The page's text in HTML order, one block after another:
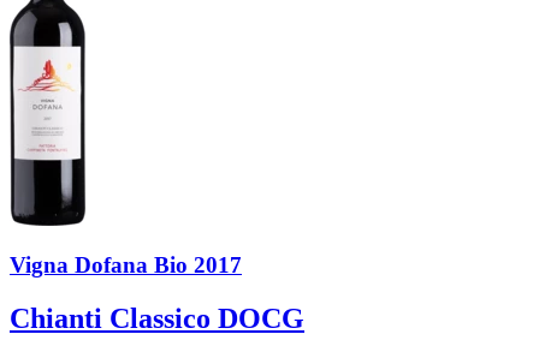
Vigna Dofana Bio 2017
Chianti Classico DOCG